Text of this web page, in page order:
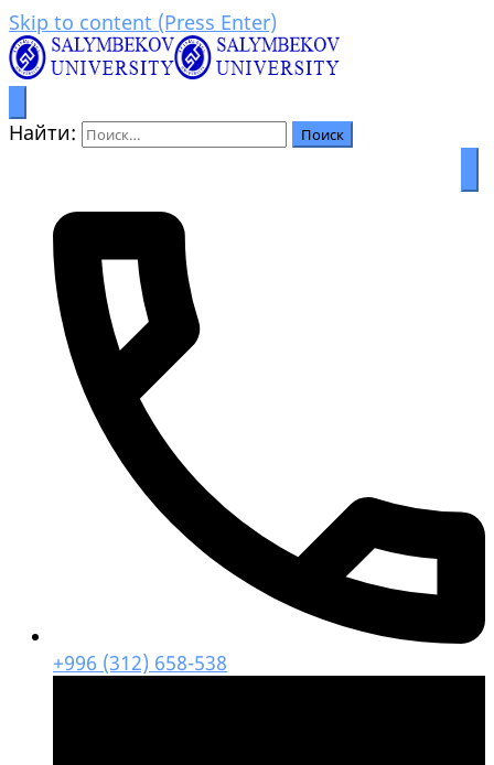
Skip to content (Press Enter)
Салымбеков университет
Процветание через образование
Найти:
+996 (312) 658-538